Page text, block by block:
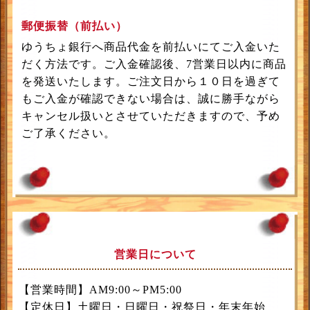
郵便振替（前払い）
ゆうちょ銀行へ商品代金を前払いにてご入金いた
だく方法です。ご入金確認後、7営業日以内に商品
を発送いたします。ご注文日から１０日を過ぎて
もご入金が確認できない場合は、誠に勝手ながら
キャンセル扱いとさせていただきますので、予め
ご了承ください。
営業日について
【営業時間】AM9:00～PM5:00
【定休日】土曜日・日曜日・祝祭日・年末年始